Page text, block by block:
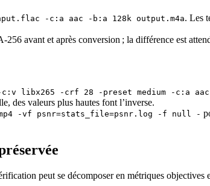
-c:a aac -b:a 128k output.m4a. Les
avant et après conversion ; la différence est
libx265 -crf 28 -preset medium -c:a aac
des valeurs plus hautes font l’inverse.
-vf psnr=stats_file=psnr.log -f null -
peut se décomposer en métriques objectives